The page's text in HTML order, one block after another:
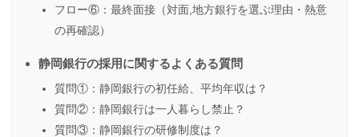
フロー⑥：最終面接（対面,地方銀行を選ぶ理由・熱意
の再確認）
静岡銀行の採用に関するよくある質問
質問①：静岡銀行の初任給、平均年収は？
質問②：静岡銀行は一人暮らし禁止？
質問③：静岡銀行の研修制度は？